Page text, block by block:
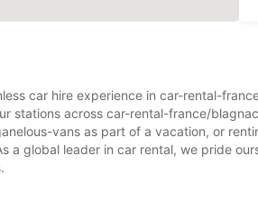
car hire experience in car-rental-
stations across car-rental-france/
vans as part of a vacation, or
a global leader in car rental, we pride